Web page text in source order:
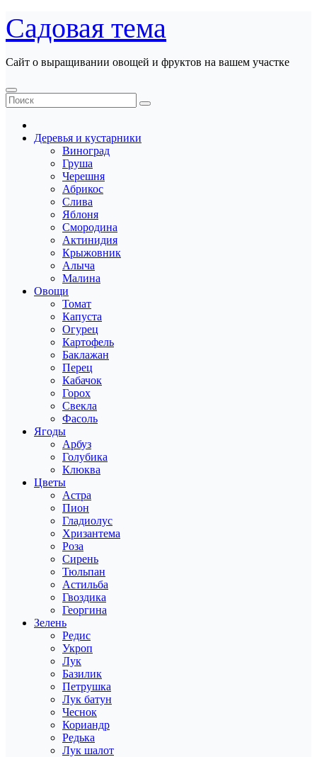
Перейти
к
содержанию
Садовая тема
Сайт о выращивании овощей и фруктов на вашем участке
Деревья и кустарники
Виноград
Груша
Черешня
Абрикос
Слива
Яблоня
Смородина
Актинидия
Крыжовник
Алыча
Малина
Овощи
Томат
Капуста
Огурец
Картофель
Баклажан
Перец
Кабачок
Горох
Свекла
Фасоль
Ягоды
Арбуз
Голубика
Клюква
Цветы
Астра
Пион
Гладиолус
Хризантема
Роза
Сирень
Тюльпан
Астильба
Гвоздика
Георгина
Зелень
Редис
Укроп
Лук
Базилик
Петрушка
Лук батун
Чеснок
Кориандр
Редька
Лук шалот